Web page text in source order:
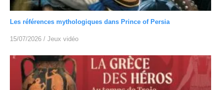
Les références mythologiques dans Prince of Persia
15/07/2026 / Jeux vidéo